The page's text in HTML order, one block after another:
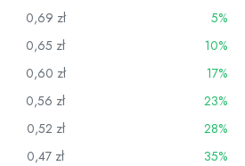
0,69 zł
5%
0,65 zł
10%
0,60 zł
17%
0,56 zł
23%
0,52 zł
28%
0,47 zł
35%